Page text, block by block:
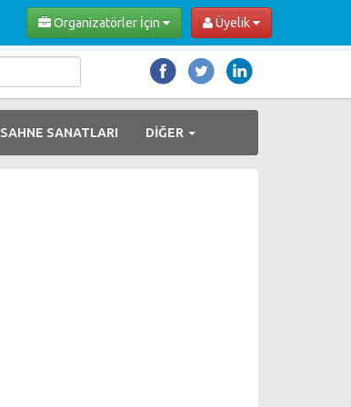
Üyelik
Organizatörler İçin
SAHNE SANATLARI DİĞER